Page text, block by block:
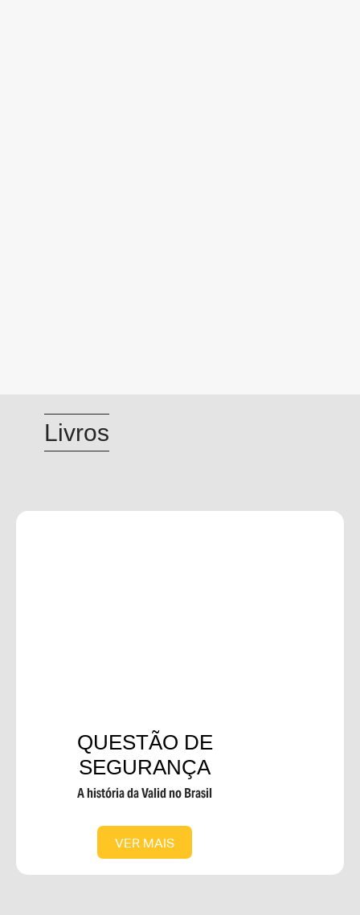
Livros
QUESTÃO DE
SEGURANÇA
A história da Valid no Brasil
VER MAIS